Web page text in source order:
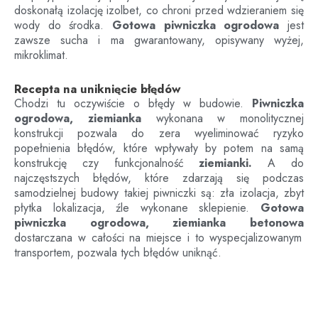
doskonałą izolację izolbet, co chroni przed wdzieraniem się
wody do środka. Gotowa piwniczka ogrodowa jest
zawsze sucha i ma gwarantowany, opisywany wyżej,
mikroklimat.
Recepta na uniknięcie błędów
Chodzi tu oczywiście o błędy w budowie. Piwniczka
ogrodowa, ziemiankawykonana w monolitycznej
konstrukcji pozwala do zera wyeliminować ryzyko
popełnienia błędów, które wpływały by potem na samą
konstrukcję czy funkcjonalnośćziemianki. A do
najczęstszych błędów, które zdarzają się podczas
samodzielnej budowy takiej piwniczki są: zła izolacja, zbyt
płytka lokalizacja, źle wykonane sklepienie. Gotowa
piwniczka ogrodowa, ziemianka betonowa
dostarczana w całości na miejsce i to wyspecjalizowanym
transportem, pozwala tych błędów uniknąć.